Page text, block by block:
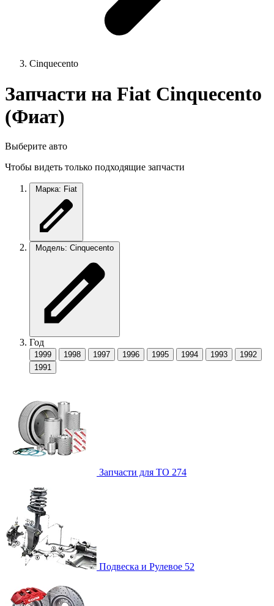
Cinquecento
Запчасти на Fiat Cinquecento
(Фиат)
Выберите авто
Чтобы видеть только подходящие запчасти
Марка: Fiat
Модель: Cinquecento
Год
1999 1998 1997 1996 1995 1994 1993
1992
1991
Запчасти для ТО 274
Подвеска и Рулевое 52